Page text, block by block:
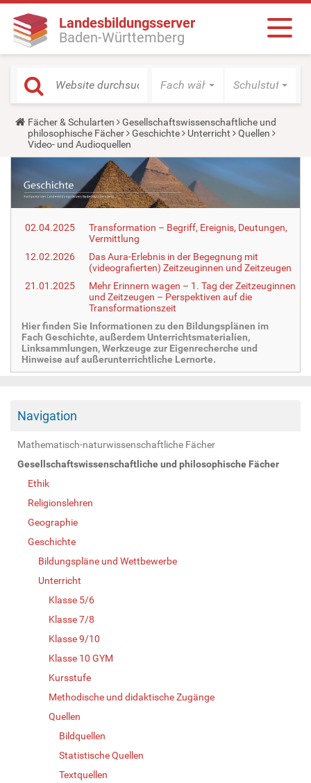
Landesbildungsserver
Baden-Württemberg
Fach wählen Schulstufe
Y
o
u
a
h
e
r
:
Fächer & Schularten
Gesellschaftswissenschaftliche und
philosophische Fächer
Geschichte Unterricht
Quellen
Video- und Audioquellen
02.04.2025
Transformation – Begriff, Ereignis, Deutungen,
Vermittlung
12.02.2026
Das Aura-Erlebnis in der Begegnung mit
(videografierten) Zeitzeuginnen und Zeitzeugen
21.01.2025
Mehr Erinnern wagen – 1. Tag der Zeitzeuginnen
und Zeitzeugen – Perspektiven auf die
Transformationszeit
Hier finden Sie Informationen zu den Bildungsplänen im
Fach Geschichte, außerdem Unterrichtsmaterialien,
Linksammlungen, Werkzeuge zur Eigenrecherche und
Hinweise auf außerunterrichtliche Lernorte.
Navigation
Mathematisch-naturwissenschaftliche Fächer
Gesellschaftswissenschaftliche und philosophische Fächer
Ethik
Religionslehren
Geographie
Geschichte
Bildungspläne und Wettbewerbe
Unterricht
Klasse 5/6
Klasse 7/8
Klasse 9/10
Klasse 10 GYM
Kursstufe
Methodische und didaktische Zugänge
Quellen
Bildquellen
Statistische Quellen
Textquellen